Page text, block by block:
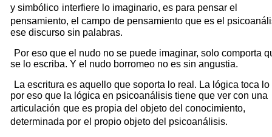
y simbólico interfiere lo imaginario, es para pensar el
pensamiento, el campo de pensamiento que es el
ese discurso sin palabras.
Por eso que el nudo no se puede imaginar, solo comporta
se lo escriba. Y el nudo borromeo no es sin angustia.
La escritura es aquello que soporta lo real. La lógica toca lo
por eso que la lógica en psicoanálisis tiene que ver con una
articulación que es propia del objeto del conocimiento,
determinada por el propio objeto del psicoanálisis.